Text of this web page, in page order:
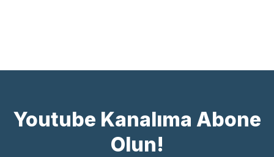
Youtube Kanalıma Abone
Olun!